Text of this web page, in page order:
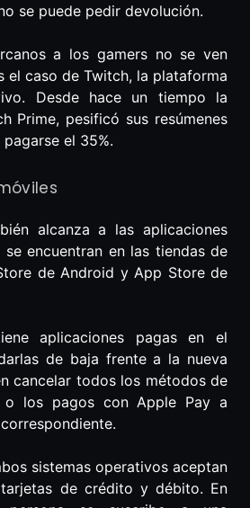
se puede pedir devolución.
a los gamers no se ven
el caso de Twitch, la plataforma
Desde hace un tiempo la
Prime, pesificó sus resúmenes
el 35%.
alcanza a las aplicaciones
encuentran en las tiendas de
de Android y App Store de
aplicaciones pagas en el
de baja frente a la nueva
cancelar todos los métodos de
o los pagos con Apple Pay a
sistemas operativos aceptan
de crédito y débito. En